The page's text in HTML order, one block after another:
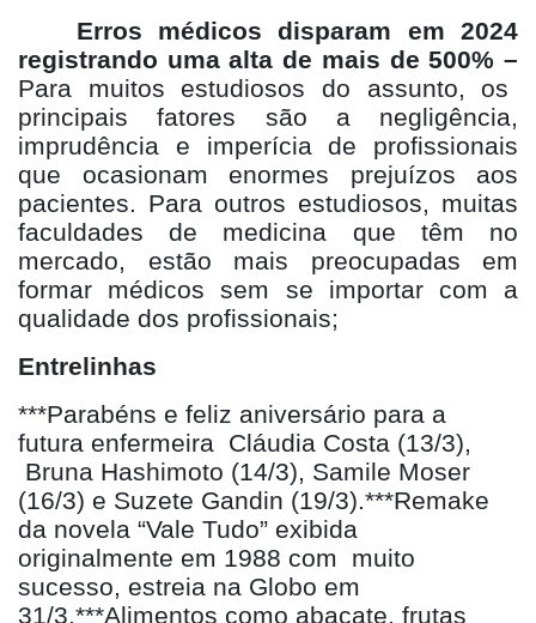
Erros médicos disparam em 2024
registrando uma alta de mais de 500% –
Para muitos estudiosos do assunto, os
principais fatores são a negligência,
imprudência e imperícia de profissionais
que ocasionam enormes prejuízos aos
pacientes. Para outros estudiosos, muitas
faculdades de medicina que têm no
mercado, estão mais preocupadas em
formar médicos sem se importar com a
qualidade dos profissionais;
Entrelinhas
***Parabéns e feliz aniversário para a
futura enfermeira Cláudia Costa (13/3),
Bruna Hashimoto (14/3), Samile Moser
(16/3) e Suzete Gandin (19/3).***Remake
da novela “Vale Tudo” exibida
originalmente em 1988 com muito
sucesso, estreia na Globo em
31/3.***Alimentos como abacate, frutas